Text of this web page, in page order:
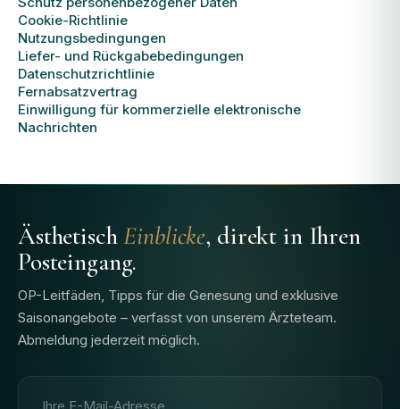
Cookie-Richtlinie
Nutzungsbedingungen
Liefer- und Rückgabebedingungen
Datenschutzrichtlinie
Fernabsatzvertrag
Einwilligung für kommerzielle elektronische
Nachrichten
ÄsthetischEinblicke, direkt in Ihren
Posteingang.
OP-Leitfäden, Tipps für die Genesung und exklusive
Saisonangebote – verfasst von unserem Ärzteteam.
Abmeldung jederzeit möglich.